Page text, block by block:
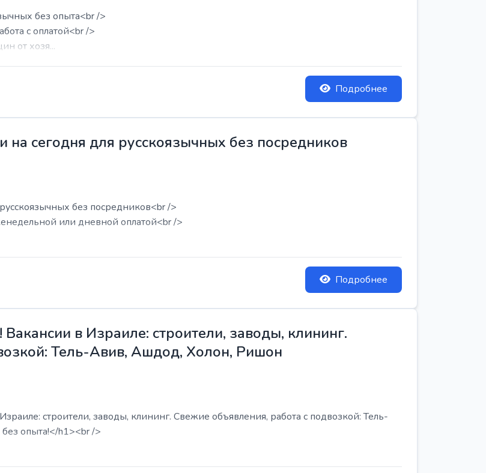
без опыта<br />
с оплатой<br />
от хозя...
Подробнее
на сегодня для русскоязычных без посредников
без посредников<br />
или дневной оплатой<br />
Подробнее
в Израиле: строители, заводы, клининг.
Тель-Авив, Ашдод, Холон, Ришон
строители, заводы, клининг. Свежие объявления, работа с подвозкой: Тель-
опыта!</h1><br />